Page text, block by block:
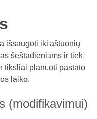
išsaugoti iki aštuonių
šeštadieniams ir tiek
tiksliai planuoti pastato
laiko.
(modifikavimui)